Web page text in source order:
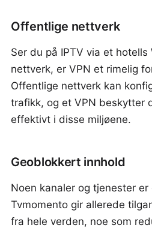
Offentlige nettverk
Ser du på IPTV via et hotells
nettverk, er VPN et rimelig
Offentlige nettverk kan
trafikk, og et VPN beskytter
effektivt i disse miljøene.
Geoblokkert innhold
Noen kanaler og tjenester
Tvmomento gir allerede
fra hele verden, noe som